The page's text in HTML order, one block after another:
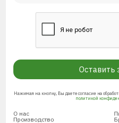
Оставить
Нажимая на кнопку, Вы даете согласие на
политикой
О нас
Производство